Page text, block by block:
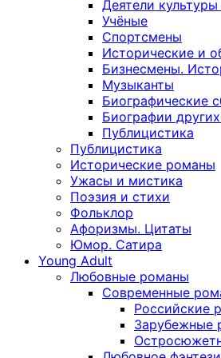
Деятели
Учёные
Спортсмены
Исторические и
Бизнесмены.
Музыканты
Биографические
Биографии
Публицистика
Публицистика
Исторические романы
Ужасы и мистика
Поэзия и стихи
Фольклор
Афоризмы. Цитаты
Юмор. Сатира
Young Adult
Любовные романы
Современные
Российские
Зарубежные